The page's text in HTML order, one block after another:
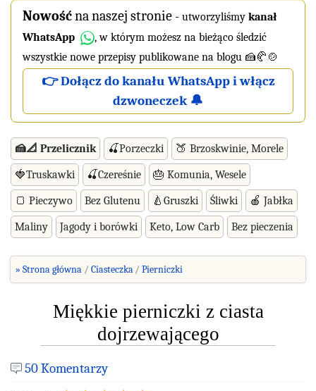
Nowośćna naszej stronie - utworzyliśmy kanał
WhatsApp
, w którym możesz na bieżąco śledzić
wszystkie nowe przepisy publikowane na blogu 🍰🥐🍲
👉 Dołącz do kanału WhatsApp i włącz
dzwoneczek 🔔
🍰📐 Przelicznik 🍒Porzeczki 🍑 Brzoskwinie, Morele
🍓Truskawki 🍒Czereśnie 🎂 Komunia, Wesele
🍞 Pieczywo Bez Glutenu 🍐Gruszki Śliwki 🍎 Jabłka
Maliny Jagody i borówki Keto, Low Carb Bez pieczenia
» Strona główna Ciasteczka Pierniczki
Miękkie pierniczki z ciasta
dojrzewającego
50 Komentarzy